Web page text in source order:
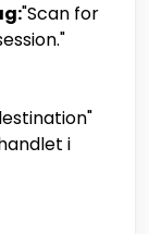
"Scan for
i